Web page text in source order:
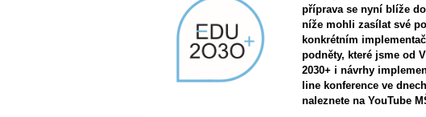
příprava se nyní blíže
níže mohli zasílat své
konkrétním
podněty, které jsme od
2030+ i návrhy
line konference ve
naleznete na YouTube